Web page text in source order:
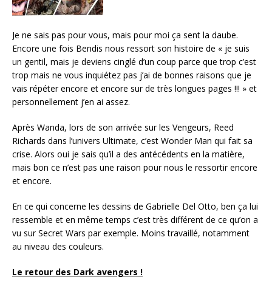
Je ne sais pas pour vous, mais pour moi ça sent la daube.
Encore une fois Bendis nous ressort son histoire de « je suis
un gentil, mais je deviens cinglé d’un coup parce que trop c’est
trop mais ne vous inquiétez pas j’ai de bonnes raisons que je
vais répéter encore et encore sur de très longues pages !!! » et
personnellement j’en ai assez.
Après Wanda, lors de son arrivée sur les Vengeurs, Reed
Richards dans l’univers Ultimate, c’est Wonder Man qui fait sa
crise. Alors oui je sais qu’il a des antécédents en la matière,
mais bon ce n’est pas une raison pour nous le ressortir encore
et encore.
En ce qui concerne les dessins de Gabrielle Del Otto, ben ça lui
ressemble et en même temps c’est très différent de ce qu’on a
vu sur Secret Wars par exemple. Moins travaillé, notamment
au niveau des couleurs.
Le retour des Dark avengers !